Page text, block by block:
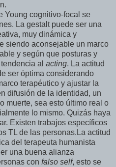
Young cognitivo-focal se
La gestalt puede ser una
muy dinámica y
siendo aconsejable un marco
y según que posturas y
al acting. La actitud
ser óptima considerando
terapéutico y ajustar la
difusión de la identidad, un
muerte, sea esto último real o
lo mismo. Quizás haya
Existen trabajos específicos
TL de las personas.La actitud
del terapeuta humanista
una buena alianza
con falso self, esto se